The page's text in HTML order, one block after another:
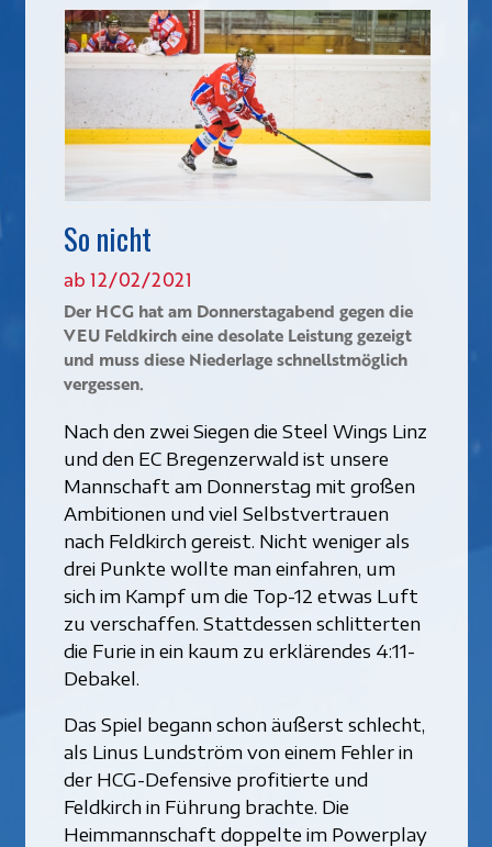
So nicht
ab 12/02/2021
Der HCG hat am Donnerstagabend gegen die
VEU Feldkirch eine desolate Leistung gezeigt
und muss diese Niederlage schnellstmöglich
vergessen.
Nach den zwei Siegen die Steel Wings Linz
und den EC Bregenzerwald ist unsere
Mannschaft am Donnerstag mit großen
Ambitionen und viel Selbstvertrauen
nach Feldkirch gereist. Nicht weniger als
drei Punkte wollte man einfahren, um
sich im Kampf um die Top-12 etwas Luft
zu verschaffen. Stattdessen schlitterten
die Furie in ein kaum zu erklärendes 4:11-
Debakel.
Das Spiel begann schon äußerst schlecht,
als Linus Lundström von einem Fehler in
der HCG-Defensive profitierte und
Feldkirch in Führung brachte. Die
Heimmannschaft doppelte im Powerplay